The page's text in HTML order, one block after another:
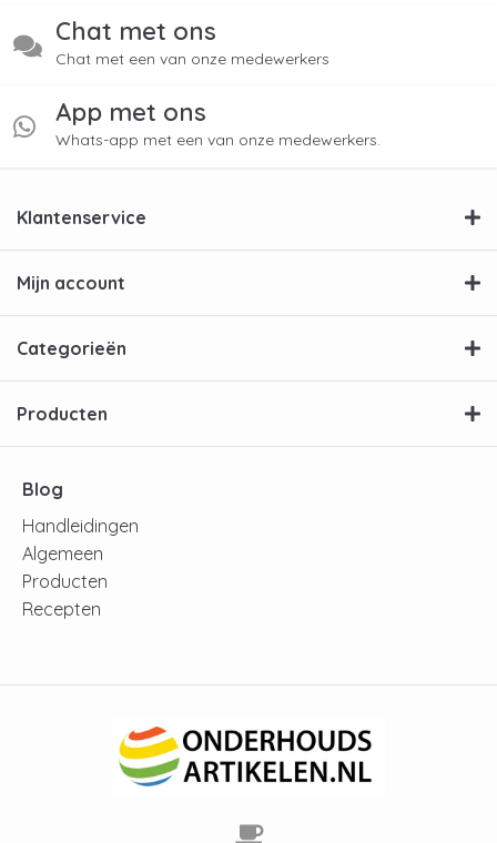
Chat met ons
Chat met een van onze medewerkers
App met ons
Whats-app met een van onze medewerkers.
Klantenservice
Mijn account
Categorieën
Producten
Blog
Handleidingen
Algemeen
Producten
Recepten